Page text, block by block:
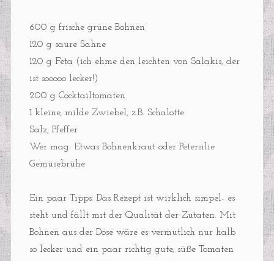
600 g frische grüne Bohnen
120 g saure Sahne
120 g Feta (ich ehme den leichten von Salakis, der
ist sooooo lecker!)
200 g Cocktailtomaten
1 kleine, milde Zwiebel, z.B. Schalotte
Salz, Pfeffer
Wer mag: Etwas Bohnenkraut oder Petersilie
Gemüsebrühe
Ein paar Tipps: Das Rezept ist wirklich simpel- es
steht und fällt mit der Qualität der Zutaten. Mit
Bohnen aus der Dose wäre es vermutlich nur halb
so lecker und ein paar richtig gute, süße Tomaten